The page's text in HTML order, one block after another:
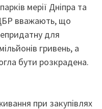
мерії Дніпра та
вважають, що
для
гривень, а
бути розкрадена.
при закупівлях